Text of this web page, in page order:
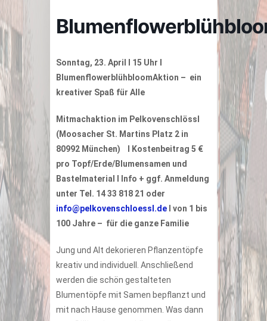
Sonntag, 23. April I 15 Uhr
BlumenflowerblühbloomAktion – ein
kreativer Spaß für Alle
Mitmachaktion im Pelkovenschlössl
(Moosacher St. Martins Platz 2 in
80992 München) I Kostenbeitrag 5 €
pro Topf/Erde/Blumensamen und
Bastelmaterial I Info + ggf. Anmeldung
unter Tel. 14 33 818 21 oder
info@pelkovenschloessl.de I von 1 bis
100 Jahre – für die ganze Familie
Jung und Alt dekorieren Pflanzentöpfe
kreativ und individuell. Anschließend
werden die schön gestalteten
Blumentöpfe mit Samen bepflanzt und
mit nach Hause genommen. Was dann